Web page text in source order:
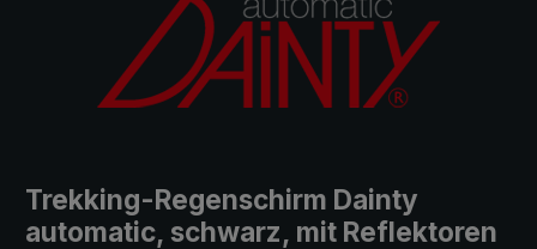
Trekking-Regenschirm Dainty
automatic, schwarz, mit Reflektoren